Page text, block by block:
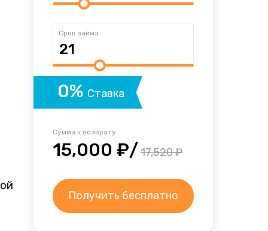
Срок займа
0% Ставка
Сумма к возврату
15,000 ₽/17,520 ₽
Получить бесплатно